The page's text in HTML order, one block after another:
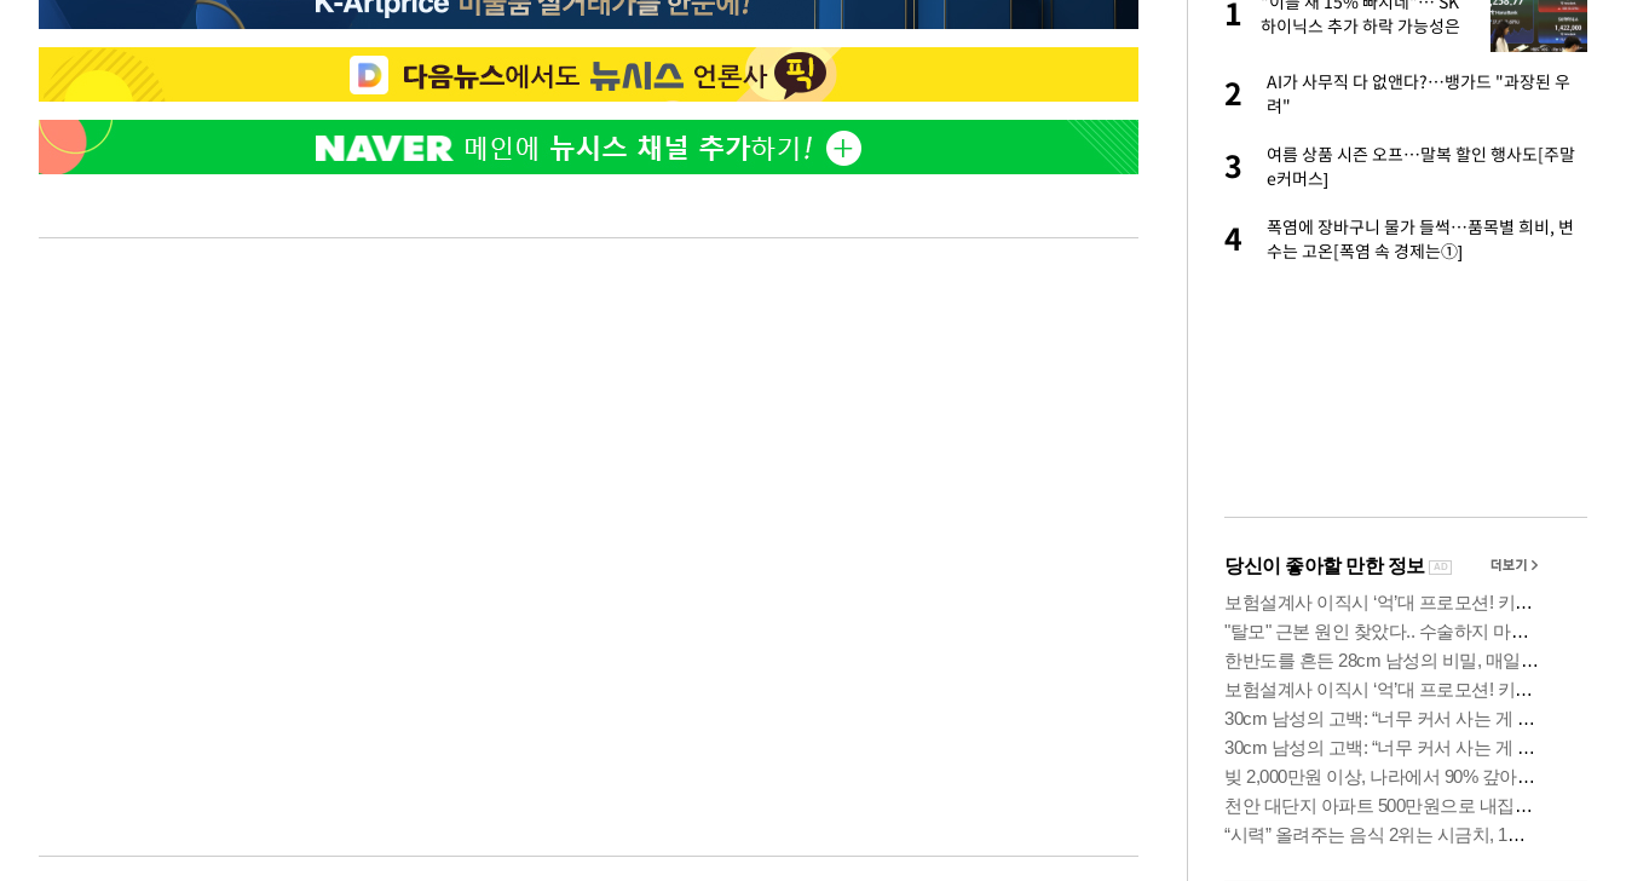
10대가 40대 친모 살해
2
생각도"
3
[속보]이 대통령 "부동산 공급 기존 사고방식
매달리지 말고 과감히 실천"
4
1
하이닉스 추가 하락 가능성은
2
AI가 사무직 다 없앤다?…뱅가드 "과장된 우
려"
3
여름 상품 시즌 오프…말복 할인 행사도[주말
e커머스]
4
폭염에 장바구니 물가 들썩…품목별 희비, 변
수는 고온[폭염 속 경제는①]